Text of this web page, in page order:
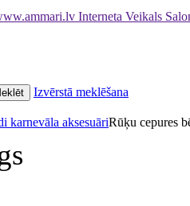
Interneta Veikals
Izvērstā meklēšana
karnevāla aksesuāriRūķu cepures